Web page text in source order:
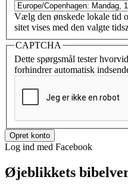
Når du sætter kryds i feltet
derefter klikker på Opret
Herefter vil vi godkende
dig en rolle på hjemmesiden.
Jeg accepterer
Vælg den ønskede lokale tid
sitet vises med den valgte
CAPTCHA
Dette spørgsmål tester
forhindrer automatisk
Log ind med Facebook
Øjeblikkets